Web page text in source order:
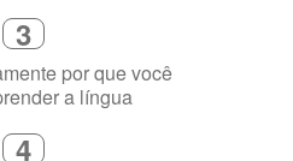
duração de curso
à sua agenda
3
por que você
a língua